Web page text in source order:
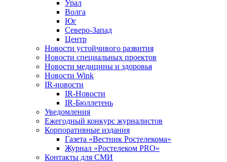
Урал
Волга
Юг
Северо-Запад
Центр
Новости устойчивого развития
Новости специальных проектов
Новости медицины и здоровья
Новости Wink
IR-новости
IR-Новости
IR-Бюллетень
Уведомления
Ежегодный конкурс журналистов
Корпоративные издания
Газета «Вестник Ростелекома»
Журнал «Ростелеком PRO»
Контакты для СМИ